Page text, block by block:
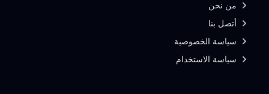
من نحن
أتصل بنا
سياسة الخصوصية
سياسة الاستخدام